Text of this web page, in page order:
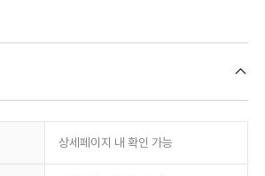
상세페이지 내 확인 가능